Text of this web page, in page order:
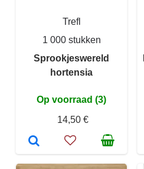
Trefl
1 000 stukken
Sprookjeswereld
hortensia
Op voorraad (3)
14,50 €